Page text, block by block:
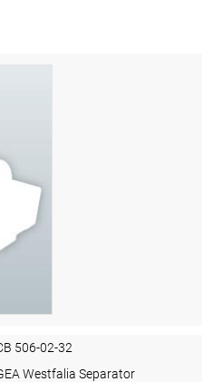
506-02-32
Westfalia Separator